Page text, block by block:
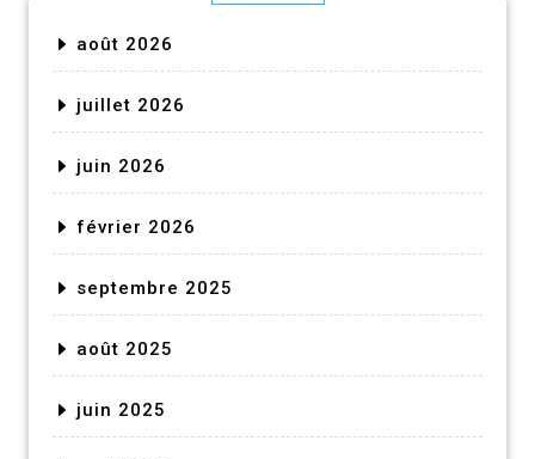
août 2026
juillet 2026
juin 2026
février 2026
septembre 2025
août 2025
juin 2025